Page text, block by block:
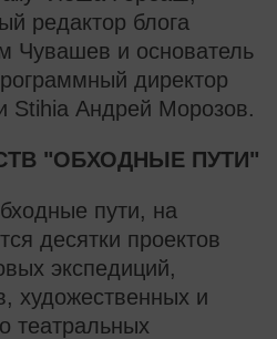
редактор блога
Чувашев и основатель
директор
Stihia Андрей Морозов.
"ОБХОДНЫЕ ПУТИ"
пути, на
десятки проектов
экспедиций,
художественных и
театральных